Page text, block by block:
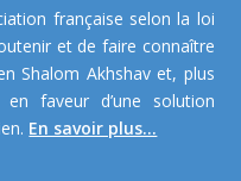
française selon la loi
et de faire connaître
Shalom Akhshav et, plus
faveur d’une solution
En savoir plus...